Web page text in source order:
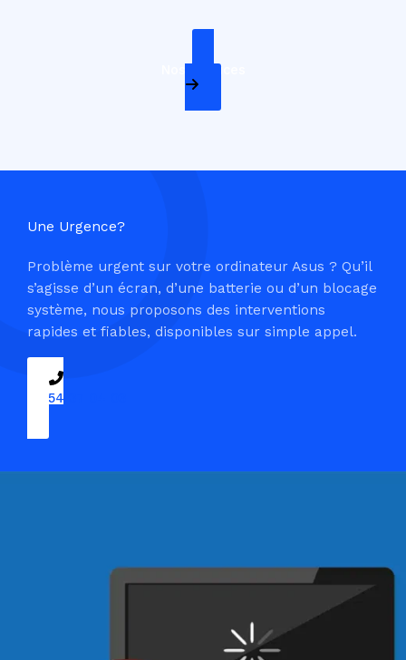
Nos Services
Une Urgence?
Problème urgent sur votre ordinateur Asus ? Qu’il
s’agisse d’un écran, d’une batterie ou d’un blocage
système, nous proposons des interventions
rapides et fiables, disponibles sur simple appel.
09 54 37 04 03